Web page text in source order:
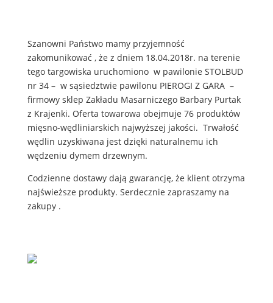
Szanowni Państwo mamy przyjemność
zakomunikować , że z dniem 18.04.2018r. na terenie
tego targowiska uruchomiono w pawilonie STOLBUD
nr 34 – w sąsiedztwie pawilonu PIEROGI Z GARA –
firmowy sklep Zakładu Masarniczego Barbary Purtak
z Krajenki. Oferta towarowa obejmuje 76 produktów
mięsno-wędliniarskich najwyższej jakości. Trwałość
wędlin uzyskiwana jest dzięki naturalnemu ich
wędzeniu dymem drzewnym.
Codzienne dostawy dają gwarancję, że klient otrzyma
najświeższe produkty. Serdecznie zapraszamy na
zakupy .